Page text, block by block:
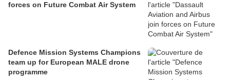
forces on Future Combat Air System
Defence Mission Systems Champions
team up for European MALE drone
programme